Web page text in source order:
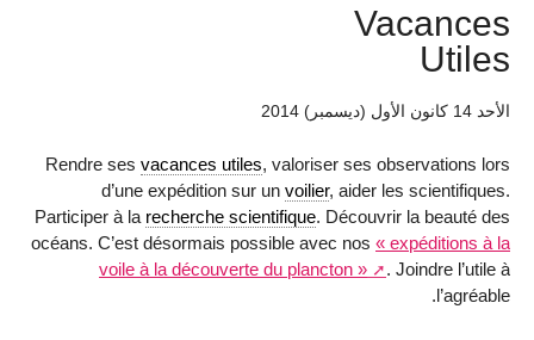
Vacances
Utiles
الأحد 14 كانون الأول (ديسمبر) 2014
Rendre ses vacances utiles, valoriser ses observations lors
d’une expédition sur un voilier, aider les scientifiques.
Participer à la recherche scientifique. Découvrir la beauté des
océans. C’est désormais possible avec nos « expéditions à la
voile à la découverte du plancton »
. Joindre l’utile à
l’agréable.